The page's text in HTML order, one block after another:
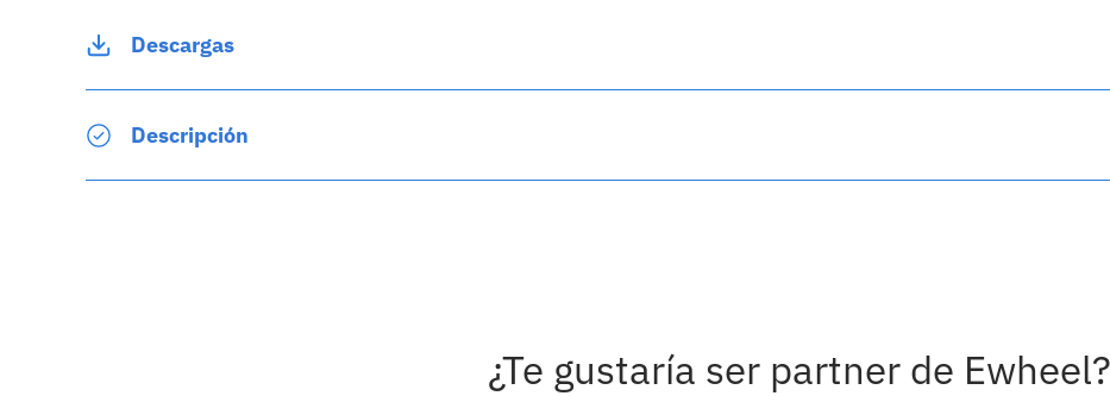
Descargas
Descripción
¿Te gustaría ser partner de Ewheel?